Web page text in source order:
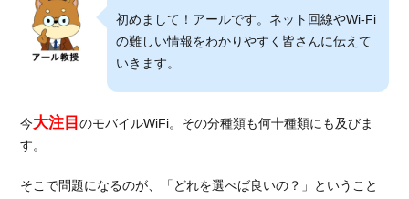
初めまして！アールです。ネット回線やWi-Fi
の難しい情報をわかりやすく皆さんに伝えて
いきます。
今大注目のモバイルWiFi。その分種類も何十種類にも及びま
す。
そこで問題になるのが、「どれを選べば良いの？」ということ